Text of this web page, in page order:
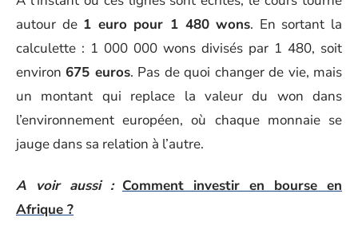
autour de 1 euro pour 1 480 wons. En sortant la
calculette : 1 000 000 wons divisés par 1 480, soit
environ 675 euros. Pas de quoi changer de vie, mais
un montant qui replace la valeur du won dans
l’environnement européen, où chaque monnaie se
jauge dans sa relation à l’autre.
A voir aussi : Comment investir en bourse en
Afrique ?